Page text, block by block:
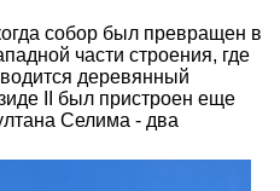
собор был превращен в
части строения, где
деревянный
II был пристроен еще
Селима - два